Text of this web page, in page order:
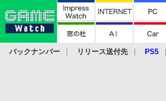
バックナンバー リリース送付先 PS5